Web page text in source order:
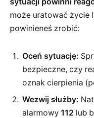
może uratować życie
powinieneś zrobić:
Oceń sytuację:
bezpieczne, czy
oznak cierpienia
Wezwij służby:
alarmowy 112 lub